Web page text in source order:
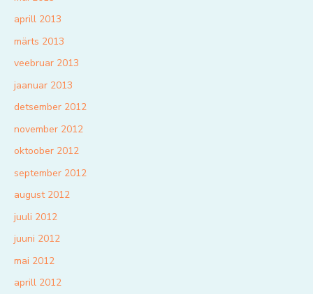
aprill 2013
märts 2013
veebruar 2013
jaanuar 2013
detsember 2012
november 2012
oktoober 2012
september 2012
august 2012
juuli 2012
juuni 2012
mai 2012
aprill 2012